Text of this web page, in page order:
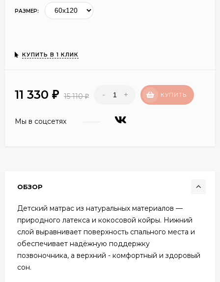
РАЗМЕР:
КУПИТЬ В 1 КЛИК
11 330 ₽ 15 110₽ - + КУПИТЬ
Мы в соцсетях
ОБЗОР
Детский матрас из натуральных материалов —
природного латекса и кокосовой койры. Нижний
слой выравнивает поверхность спального места и
обеспечивает надёжную поддержку
позвоночника, а верхний - комфортный и здоровый
сон.